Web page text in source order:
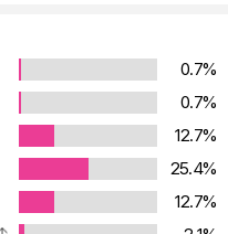
되었다. 사람과 사람 관계
를 독려할 수 있는 발판이었
비 9명의 삶을 그 주변 사람들
다. 이황, 조식, 이이, 정철, 허
을 따라 가다보면 나의 이웃
쟁자 이황과 조식, 은우의 정
0.7%
0.7%
12.7%
25.4%
12.7%